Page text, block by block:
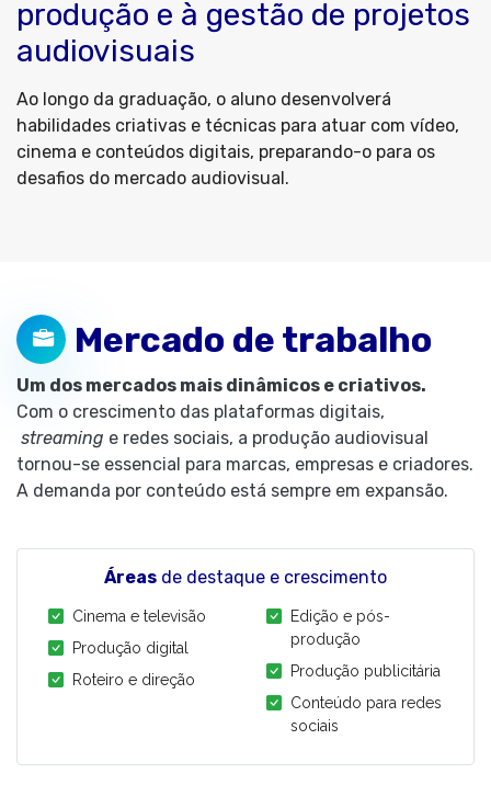
produção e à gestão de projetos
audiovisuais
Ao longo da graduação, o aluno desenvolverá
habilidades criativas e técnicas para atuar com vídeo,
cinema e conteúdos digitais, preparando-o para os
desafios do mercado audiovisual.
Mercado de trabalho
Um dos mercados mais dinâmicos e criativos.
Com o crescimento das plataformas digitais,
streaming e redes sociais, a produção audiovisual
tornou-se essencial para marcas, empresas e criadores.
A demanda por conteúdo está sempre em expansão.
Áreas de destaque e crescimento
Cinema e televisão
Produção digital
Roteiro e direção
Edição e pós-
produção
Produção publicitária
Conteúdo para redes
sociais